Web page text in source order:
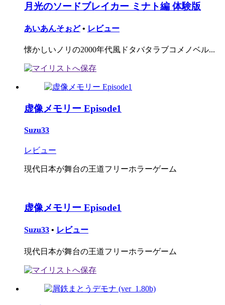
月光のソードブレイカー ミナト編 体験版
あいあんそぉど • レビュー
懐かしいノリの2000年代風ドタバタラブコメノベル...
虚像メモリー Episode1
Suzu33
レビュー
現代日本が舞台の王道フリーホラーゲーム
虚像メモリー Episode1
Suzu33 • レビュー
現代日本が舞台の王道フリーホラーゲーム